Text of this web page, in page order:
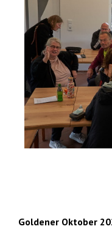
Goldener Oktober